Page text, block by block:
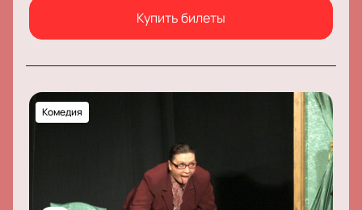
Купить билеты
Комедия